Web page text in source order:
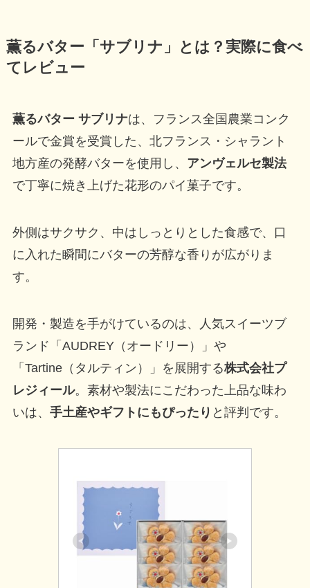
薫るバター「サブリナ」とは？実際に食べ
てレビュー
薫るバター サブリナは、フランス全国農業コンク
ールで金賞を受賞した、北フランス・シャラント
地方産の発酵バターを使用し、 アンヴェルセ製法
で丁寧に焼き上げた花形のパイ菓子です。
外側はサクサク、中はしっとりとした食感で、口
に入れた瞬間にバターの芳醇な香りが広がりま
す。
開発・製造を手がけているのは、人気スイーツブ
ランド「AUDREY（オードリー）」や
「Tartine（タルティン）」を展開する株式会社プ
レジィール。素材や製法にこだわった上品な味わ
いは、 手土産やギフトにもぴったり と評判です。